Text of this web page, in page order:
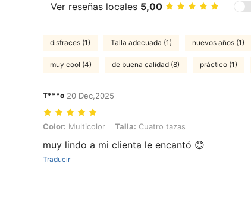
Ver reseñas locales 5,00
disfraces (1) Talla adecuada (1) nuevos años (1)
muy cool (4) de buena calidad (8) práctico (1)
T***o 20 Dec,2025
Color: Multicolor, Talla: Cuatro tazas
Color: Multicolor Talla: Cuatro tazas
muy lindo a mi clienta le encantó 😊
Traducir